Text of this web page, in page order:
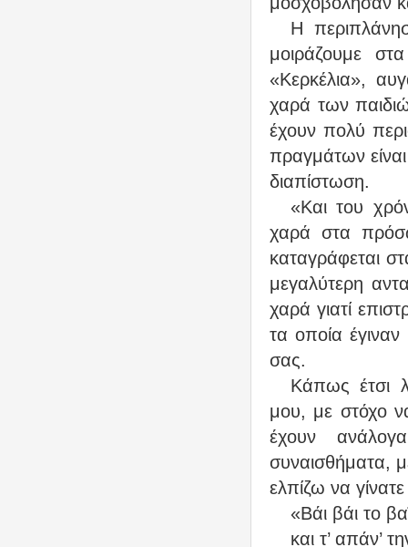
Η
μοιράζουμε
«Κερκέλια»,
χαρά των
έχουν πολύ
πραγμάτων
διαπίστωση.
«Και του
χαρά στα
καταγράφεται
μεγαλύτερη
χαρά γιατί
τα οποία
σας.
Κάπως έτσι
μου, με στόχο
έχουν
συναισθήματα,
ελπίζω να
«Βάι βάι το
και τ’ απάν’